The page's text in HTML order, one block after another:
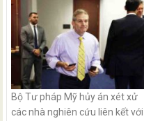
Bộ Tư pháp Mỹ hủy án xét xử
các nhà nghiên cứu liên kết với